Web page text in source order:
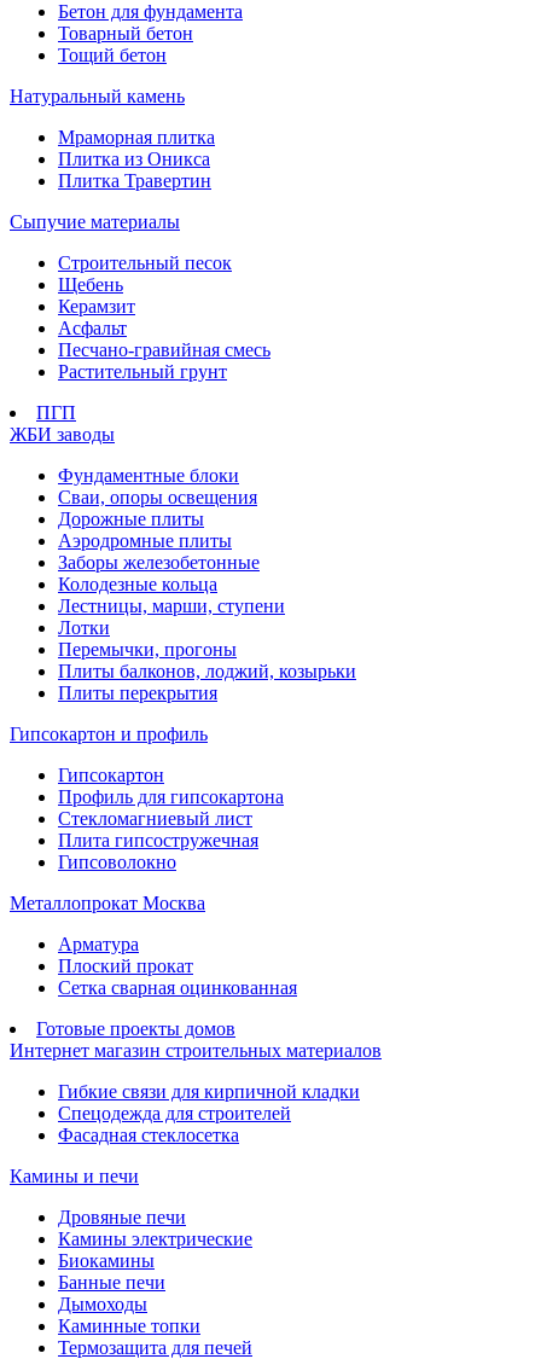
Бетон для фундамента
Товарный бетон
Тощий бетон
Натуральный камень
Мраморная плитка
Плитка из Оникса
Плитка Травертин
Сыпучие материалы
Строительный песок
Щебень
Керамзит
Асфальт
Песчано-гравийная смесь
Растительный грунт
ПГП
ЖБИ заводы
Фундаментные блоки
Сваи, опоры освещения
Дорожные плиты
Аэродромные плиты
Заборы железобетонные
Колодезные кольца
Лестницы, марши, ступени
Лотки
Перемычки, прогоны
Плиты балконов, лоджий, козырьки
Плиты перекрытия
Гипсокартон и профиль
Гипсокартон
Профиль для гипсокартона
Стекломагниевый лист
Плита гипсостружечная
Гипсоволокно
Металлопрокат Москва
Арматура
Плоский прокат
Сетка сварная оцинкованная
Готовые проекты домов
Интернет магазин строительных материалов
Гибкие связи для кирпичной кладки
Спецодежда для строителей
Фасадная стеклосетка
Камины и печи
Дровяные печи
Камины электрические
Биокамины
Банные печи
Дымоходы
Каминные топки
Термозащита для печей